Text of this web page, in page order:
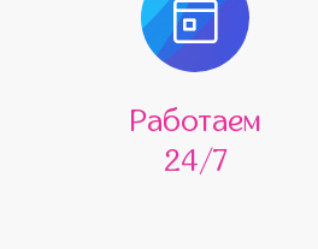
Работаем
24/7